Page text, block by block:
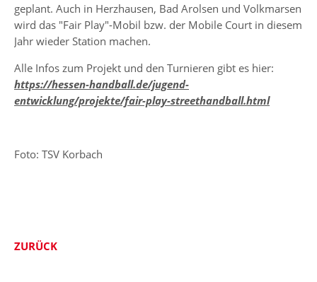
geplant. Auch in Herzhausen, Bad Arolsen und Volkmarsen
wird das "Fair Play"-Mobil bzw. der Mobile Court in diesem
Jahr wieder Station machen.
Alle Infos zum Projekt und den Turnieren gibt es hier:
https://hessen-handball.de/jugend-
entwicklung/projekte/fair-play-streethandball.html
Foto: TSV Korbach
ZURÜCK